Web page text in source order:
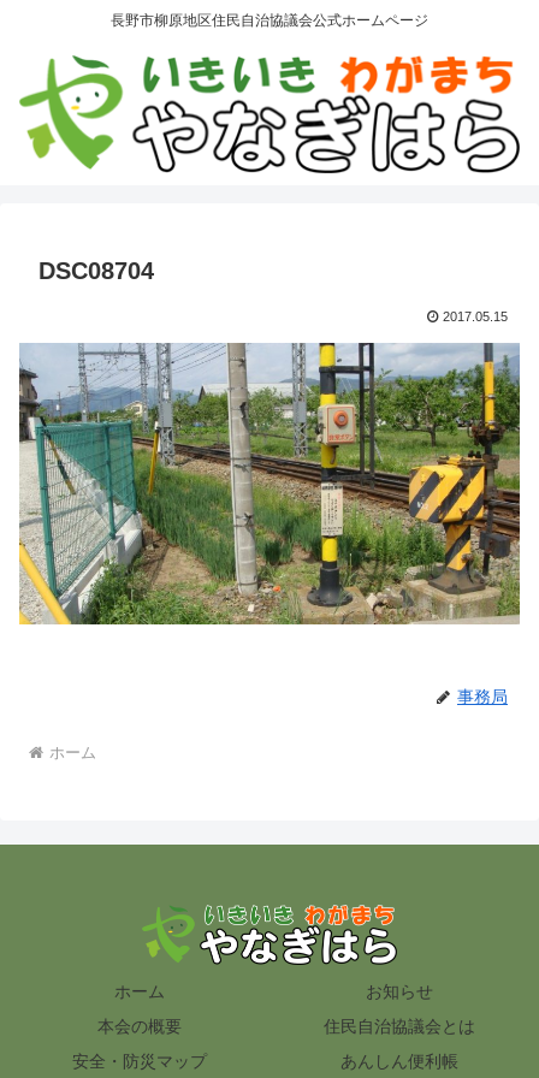
長野市柳原地区住民自治協議会公式ホームページ
DSC08704
2017.05.15
事務局
ホーム
ホーム
お知らせ
本会の概要
住民自治協議会とは
安全・防災マップ
あんしん便利帳